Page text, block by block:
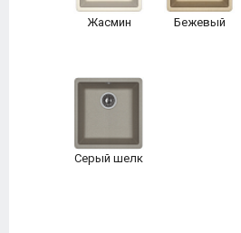
Жасмин Бежевый
Серый шелк